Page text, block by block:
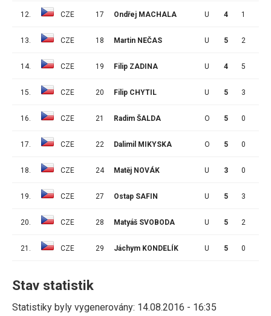
12. CZE 17 Ondřej MACHALA U 4 1
13. CZE 18 Martin NEČAS U 5 2
14. CZE 19 Filip ZADINA U 4 5
15. CZE 20 Filip CHYTIL U 5 3
16. CZE 21 Radim ŠALDA O 5 0
17. CZE 22 Dalimil MIKYSKA O 5 0
18. CZE 24 Matěj NOVÁK U 3 0
19. CZE 27 Ostap SAFIN U 5 3
20. CZE 28 Matyáš SVOBODA U 5 2
21. CZE 29 Jáchym KONDELÍK U 5 0
Stav statistik
Statistiky byly vygenerovány: 14.08.2016 - 16:35